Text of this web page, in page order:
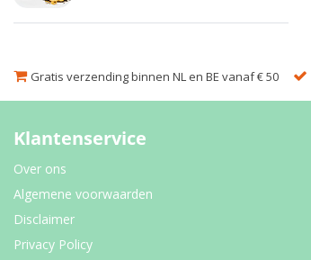
Gratis verzending binnen NL en BE vanaf € 50
Klantenservice
Over ons
Algemene voorwaarden
Disclaimer
Privacy Policy